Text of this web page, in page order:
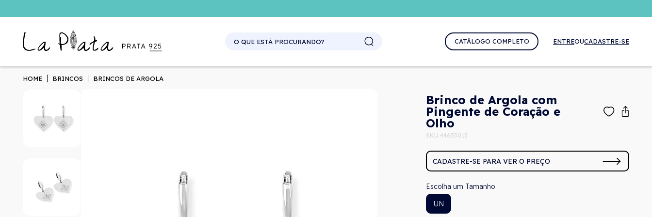
CATÁLOGO COMPLETO ENTREOUCADASTRE-SE
HOME BRINCOS BRINCOS DE ARGOLA
Brinco de Argola com
Pingente de Coração e
Olho
SKU 44655013
CADASTRE-SE PARA VER O PREÇO
Tamanho
UN